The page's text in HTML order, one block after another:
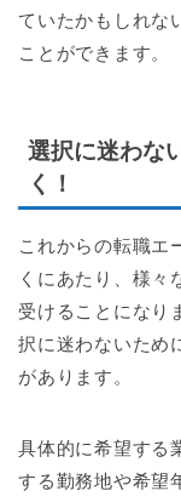
ていたかもしれな
ことができます。
選択に迷わな
く！
これからの転職エ
くにあたり、様々
受けることになり
択に迷わないため
があります。
具体的に希望する
する勤務地や希望